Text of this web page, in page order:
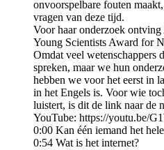
onvoorspelbare fouten
vragen van deze tijd.
Voor haar onderzoek
Young Scientists Award for
Omdat veel wetenschappers
spreken, maar we hun
hebben we voor het eerst in
in het Engels is. Voor wie
luistert, is dit de link naar de
YouTube: https://youtu.be/
0:00 Kan één iemand het
0:54 Wat is het internet?